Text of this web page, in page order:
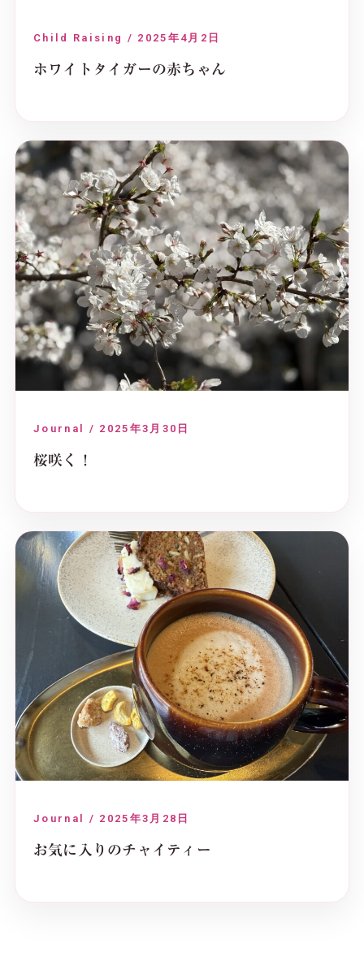
Child Raising / 2025年4月2日
ホワイトタイガーの赤ちゃん
Journal / 2025年3月30日
桜咲く！
Journal / 2025年3月28日
お気に入りのチャイティー